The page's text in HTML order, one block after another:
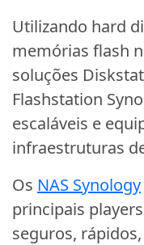
Utilizando hard
memórias flash
soluções
Flashstation
escaláveis e
infraestruturas
Os NAS Synology
principais
seguros,